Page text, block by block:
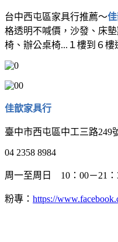
台中西屯區家具行推薦～
格透明不喊價，沙發、床
椅、辦公桌椅...１樓到６樓
佳歆家具行
臺中市西屯區中工三路249
04 2358 8984
周一至周日 10：00－21：
粉專： https://